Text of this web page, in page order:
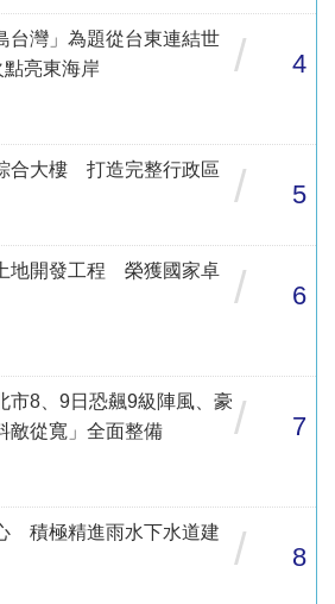
台灣」為題從台東連結世
亮東海岸
/ 4
合大樓 打造完整行政區
/ 5
地開發工程 榮獲國家卓
/ 6
市8、9日恐飆9級陣風、豪
從寬」全面整備
/ 7
積極精進雨水下水道建
/ 8